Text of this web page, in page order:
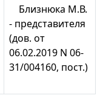
Близнюка М.В.
- представителя
(дов. от
06.02.2019 N 06-
31/004160, пост.)